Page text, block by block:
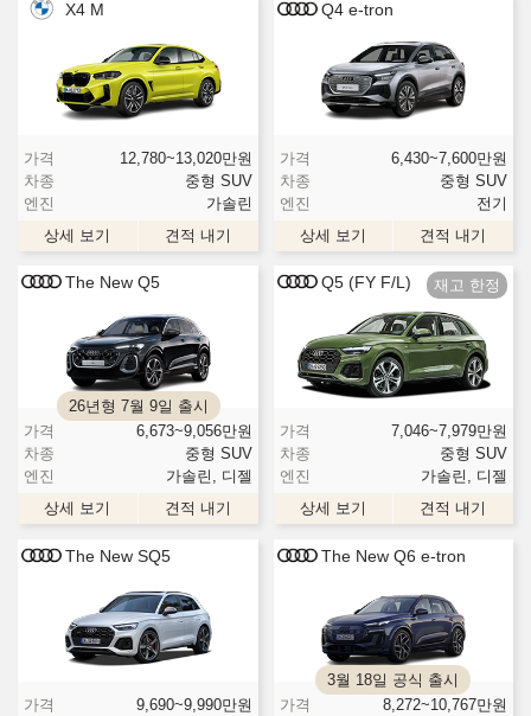
X4 M
가격 12,780~13,020만원
차종
중형 SUV
엔진
가솔린
상세 보기
견적 내기
Q4 e-tron
가격 6,430~7,600만원
차종
중형 SUV
엔진
전기
상세 보기
견적 내기
The New Q5
26년형 7월 9일 출시
가격
6,673~9,056만원
차종
중형 SUV
엔진
가솔린, 디젤
상세 보기
견적 내기
Q5 (FY F/L)
가격 7,046~7,979만원
차종
중형 SUV
엔진
가솔린, 디젤
상세 보기
견적 내기
The New SQ5
가격 9,690~9,990만원
The New Q6 e-tron
3월 18일 공식 출시
가격
8,272~10,767만원